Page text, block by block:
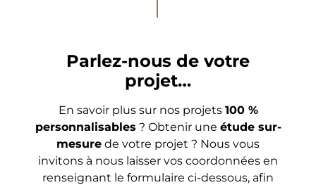
Parlez-nous de votre
projet…
En savoir plus sur nos projets 100 %
personnalisables ? Obtenir une étude sur-
mesure de votre projet ? Nous vous
invitons à nous laisser vos coordonnées en
renseignant le formulaire ci-dessous, afin